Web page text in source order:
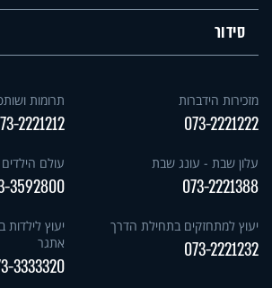
סידור
מזכירות הידברות
073-2221222
תרומות
2221212
עלון שבת - עונג שבת
073-2221388
עולם הילדים
3592800
יעוץ למתחזקים בתחילת הדרך
073-2221232
יעוץ לילדות
אתגר
3333320